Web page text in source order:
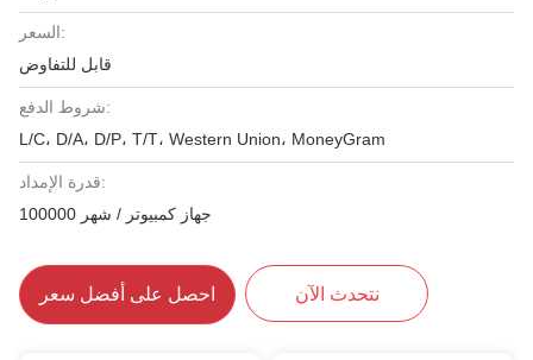
السعر:
قابل للتفاوض
شروط الدفع:
L/C، D/A، D/P، T/T، Western Union، MoneyGram
قدرة الإمداد:
100000 جهاز كمبيوتر / شهر
احصل على أفضل سعر نتحدث الآن